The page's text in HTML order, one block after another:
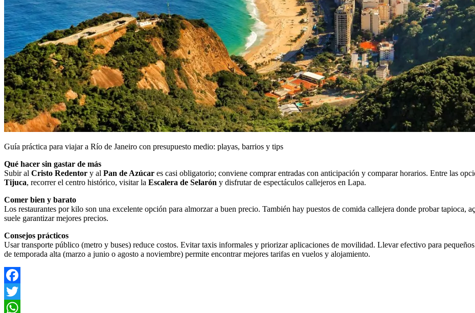
Guía práctica para viajar a Río de Janeiro con presupuesto medio: playas, barrios y tips
Qué hacer sin gastar de más
Subir al Cristo Redentor y al Pan de Azúcar es casi obligatorio; conviene comprar entradas con anticipación y comparar horarios. Entre las
Tijuca, recorrer el centro histórico, visitar la Escalera de Selarón y disfrutar de espectáculos callejeros en Lapa.
Comer bien y barato
Los restaurantes por kilo son una excelente opción para almorzar a buen precio. También hay puestos de comida callejera donde probar tapioca,
suele garantizar mejores precios.
Consejos prácticos
Usar transporte público (metro y buses) reduce costos. Evitar taxis informales y priorizar aplicaciones de movilidad. Llevar efectivo para
de temporada alta (marzo a junio o agosto a noviembre) permite encontrar mejores tarifas en vuelos y alojamiento.
Facebook
Twitter